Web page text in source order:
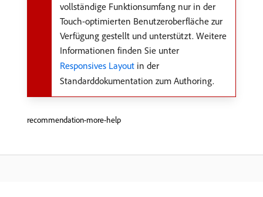
vollständige Funktionsumfang nur in der
Touch-optimierten Benutzeroberfläche zur
Verfügung gestellt und unterstützt. Weitere
Informationen finden Sie unter
Responsives Layout in der
Standarddokumentation zum Authoring.
recommendation-more-help